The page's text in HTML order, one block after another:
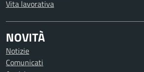
Vita lavorativa
NOVITÀ
Notizie
Comunicati